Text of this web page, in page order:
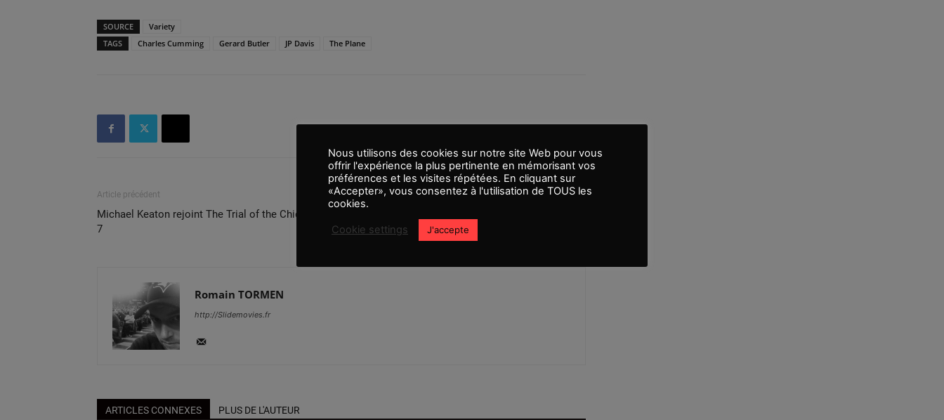
SOURCE
Variety
TAGS
Charles Cumming Gerard Butler JP Davis The Plane
Article précédent
Michael Keaton rejoint The Trial of the Chicago
7
Article suivant
Romain TORMEN
http://Slidemovies.fr
ARTICLES CONNEXES PLUS DE L'AUTEUR
Nous utilisons des cookies sur notre site Web pour vous
offrir l'expérience la plus pertinente en mémorisant vos
préférences et les visites répétées. En cliquant sur
«Accepter», vous consentez à l'utilisation de TOUS les
cookies.
Cookie settings J'accepte